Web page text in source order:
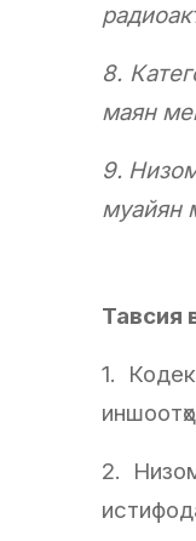
8.
маян
9.
муайян
Тавсия
1.
2.